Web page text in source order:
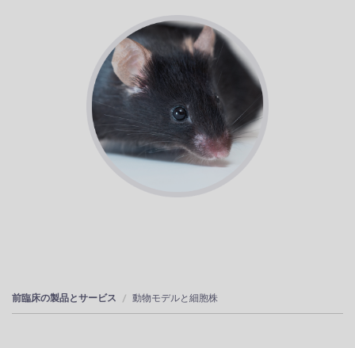
前臨床の製品とサービス 動物モデルと細胞株